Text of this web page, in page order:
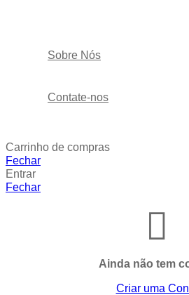
Sobre Nós
Contate-nos
Carrinho de compras
Fechar
Entrar
Fechar
Ainda não tem
Criar uma